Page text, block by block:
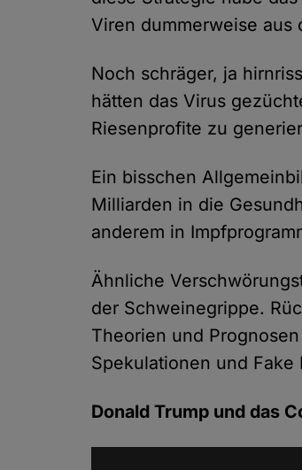
Viren dummerweise aus
Noch schräger, ja
hätten das Virus
Riesenprofite zu
Ein bisschen
Milliarden in die
anderem in
Ähnliche
der Schweinegrippe.
Theorien und
Spekulationen und Fake
Donald Trump und das